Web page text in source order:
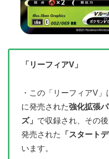
「リーフィアV」
・この「リーフィアV
に発売された強化拡張
ズ」 で収録され、その
発売された
「スタート
います。